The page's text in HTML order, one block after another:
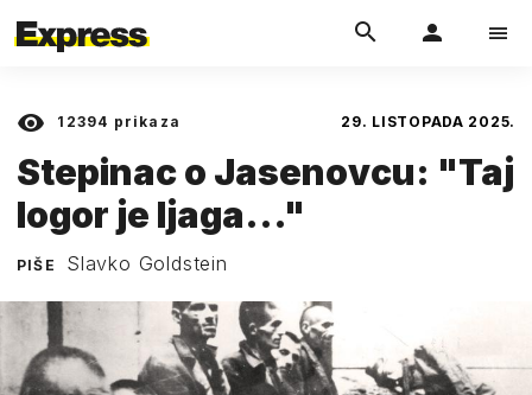
12394 prikaza 29. LISTOPADA 2025.
Stepinac o Jasenovcu: "Taj
logor je ljaga..."
PIŠE Slavko Goldstein